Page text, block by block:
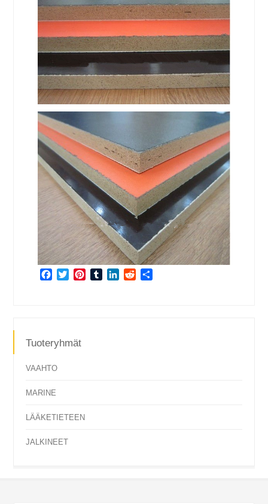
Facebook
TwitterPinterestTumblrLinkedInReddit
Tuoteryhmät
VAAHTO
MARINE
LÄÄKETIETEEN
JALKINEET